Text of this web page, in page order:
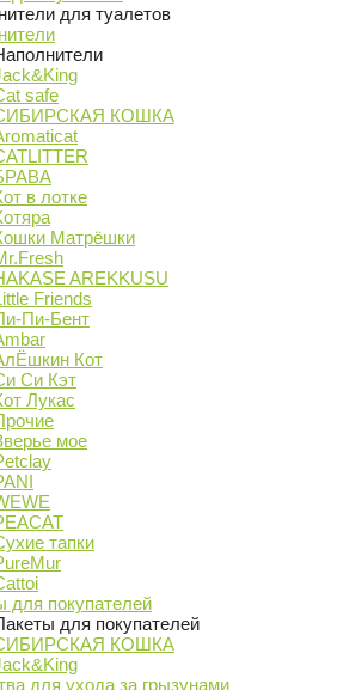
для туалетов
safe
КОШКА
в лотке
Матрёшки
AREKKUSU
Friends
Пи-Бент
Кот
Си Кэт
Лукас
мое
тапки
для покупателей
для покупателей
КОШКА
для ухода за грызунами